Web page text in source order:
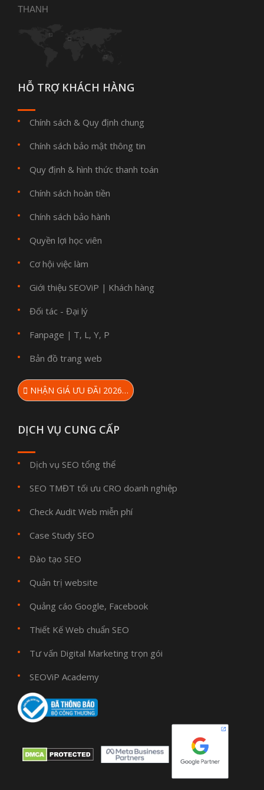
THANH
HỖ TRỢ KHÁCH HÀNG
Chính sách & Quy định chung
Chính sách bảo mật thông tin
Quy định & hình thức thanh toán
Chính sách hoàn tiền
Chính sách bảo hành
Quyền lợi học viên
Cơ hội việc làm
Giới thiệu SEOViP | Khách hàng
Đối tác - Đại lý
Fanpage | T, L , Y, P
Bản đồ trang web
NHẬN GIÁ ƯU ĐÃI 2026…
DỊCH VỤ CUNG CẤP
Dịch vụ SEO tổng thể
SEO TMĐT tối ưu CRO doanh nghiệp
Check Audit Web miễn phí
Case Study SEO
Đào tạo SEO
Quản trị website
Quảng cáo Google, Facebook
Thiết Kế Web chuẩn SEO
Tư vấn Digital Marketing trọn gói
SEOViP Academy